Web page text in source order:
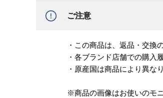
ご注意
・この商品は、返品・交換
・各ブランド店舗での購入
・原産国は商品により異な
※商品の画像はお使いのモ